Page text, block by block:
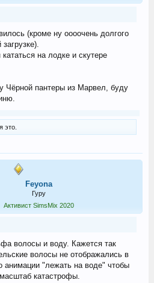
(кроме ну оооочень долгого
на лодке и скутере
Чёрной пантеры из Марвел, буду
это.
Feyona
Гуру
Активист SimsMix 2020
волосы и воду. Кажется так
волосы не отображались в
анимации "лежать на воде" чтобы
катастрофы.